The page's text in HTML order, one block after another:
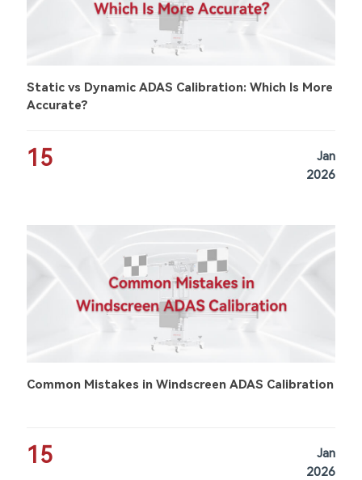
Static vs Dynamic ADAS Calibration: Which Is More
Accurate?
15
Jan
2026
Common Mistakes in Windscreen ADAS Calibration
15
Jan
2026